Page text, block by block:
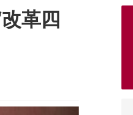
革四